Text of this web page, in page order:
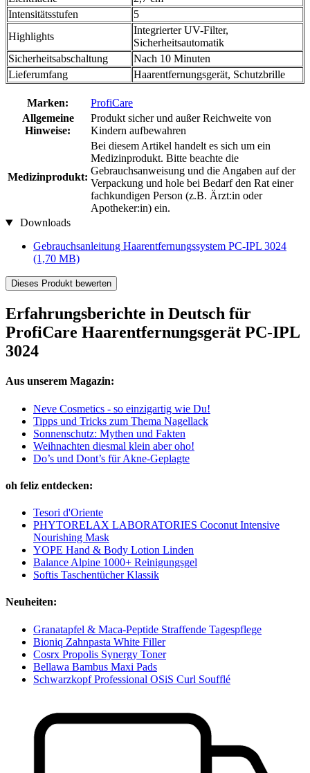
Intensitätsstufen
5
Highlights
Integrierter UV-Filter,
Sicherheitsautomatik
Sicherheitsabschaltung
Nach 10 Minuten
Lieferumfang
Haarentfernungsgerät, Schutzbrille
Marken:
ProfiCare
Allgemeine
Hinweise:
Produkt sicher und außer Reichweite von
Kindern aufbewahren
Medizinprodukt:
Bei diesem Artikel handelt es sich um ein
Medizinprodukt. Bitte beachte die
Gebrauchsanweisung und die Angaben auf der
Verpackung und hole bei Bedarf den Rat einer
fachkundigen Person (z.B. Ärzt:in oder
Apotheker:in) ein.
Downloads
Gebrauchsanleitung Haarentfernungssystem PC-IPL 3024
(1,70 MB)
Dieses Produkt bewerten
Erfahrungsberichte in Deutsch für
ProfiCare Haarentfernungsgerät PC-IPL
3024
Aus unserem Magazin:
Neve Cosmetics - so einzigartig wie Du!
Tipps und Tricks zum Thema Nagellack
Sonnenschutz: Mythen und Fakten
Weihnachten diesmal klein aber oho!
Do’s und Dont’s für Akne-Geplagte
oh feliz entdecken:
Tesori d'Oriente
PHYTORELAX LABORATORIES Coconut Intensive
Nourishing Mask
YOPE Hand & Body Lotion Linden
Balance Alpine 1000+ Reinigungsgel
Softis Taschentücher Klassik
Neuheiten:
Granatapfel & Maca-Peptide Straffende Tagespflege
Bioniq Zahnpasta White Filler
Cosrx Propolis Synergy Toner
Bellawa Bambus Maxi Pads
Schwarzkopf Professional OSiS Curl Soufflé